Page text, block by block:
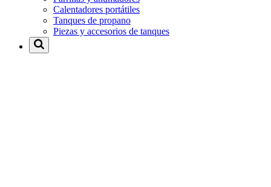
Calentadores portátiles
Tanques de propano
Piezas y accesorios de tanques